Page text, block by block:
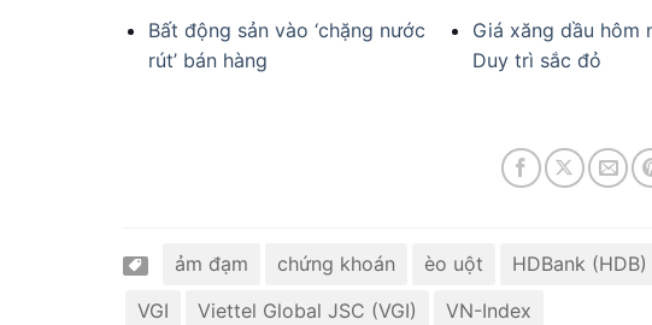
Bất động sản vào ‘chặng nước
rút’ bán hàng
Giá xăng dầu hôm
Duy trì sắc đỏ
ảm đạm chứng khoán èo uột HDBank (HDB)
VGI
Viettel Global JSC (VGI) VN-Index